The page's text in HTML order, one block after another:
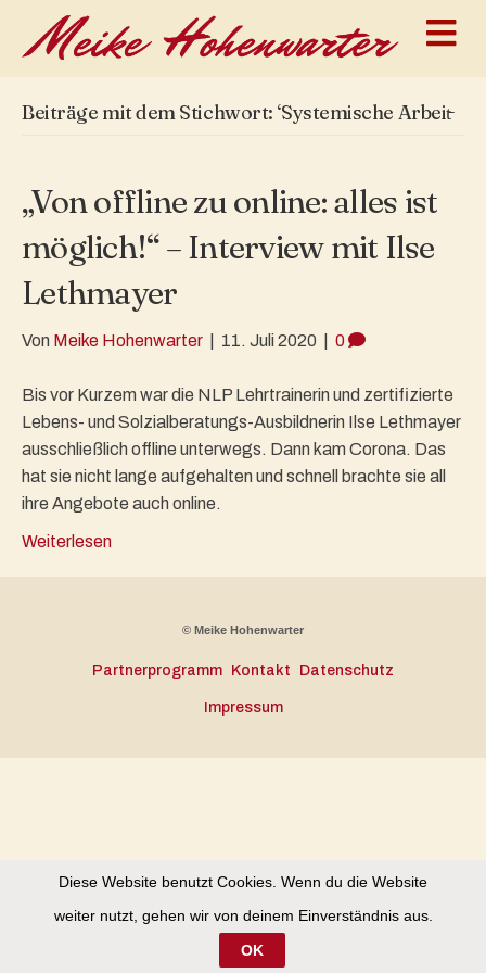
N
a
Beiträge mit dem Stichwort: ‘Systemische Arbeit̵
„Von offline zu online: alles ist
möglich!“ – Interview mit Ilse
Lethmayer
Von Meike Hohenwarter 11. Juli 2020 0
Bis vor Kurzem war die NLP Lehrtrainerin und zertifizierte
Lebens- und Solzialberatungs-Ausbildnerin Ilse Lethmayer
ausschließlich offline unterwegs. Dann kam Corona. Das
hat sie nicht lange aufgehalten und schnell brachte sie all
ihre Angebote auch online.
Weiterlesen
© Meike Hohenwarter
Partnerprogramm Kontakt Datenschutz
Impressum
Diese Website benutzt Cookies. Wenn du die Website
weiter nutzt, gehen wir von deinem Einverständnis aus.
OK